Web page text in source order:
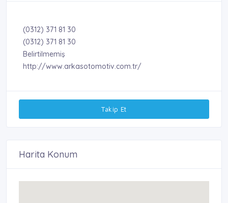
(0312) 371 81 30
(0312) 371 81 30
Belirtilmemiş
http://www.arkasotomotiv.com.tr/
Takip Et
Harita Konum